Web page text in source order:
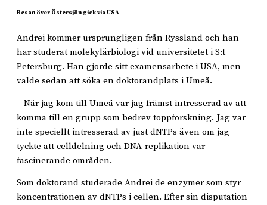
Resan över Östersjön gick via USA
Andrei kommer ursprungligen från Ryssland och han
har studerat molekylärbiologi vid universitetet i S:t
Petersburg. Han gjorde sitt examensarbete i USA, men
valde sedan att söka en doktorandplats i Umeå.
– När jag kom till Umeå var jag främst intresserad av att
komma till en grupp som bedrev toppforskning. Jag var
inte speciellt intresserad av just dNTPs även om jag
tyckte att celldelning och DNA-replikation var
fascinerande områden.
Som doktorand studerade Andrei de enzymer som styr
koncentrationen av dNTPs i cellen. Efter sin disputation